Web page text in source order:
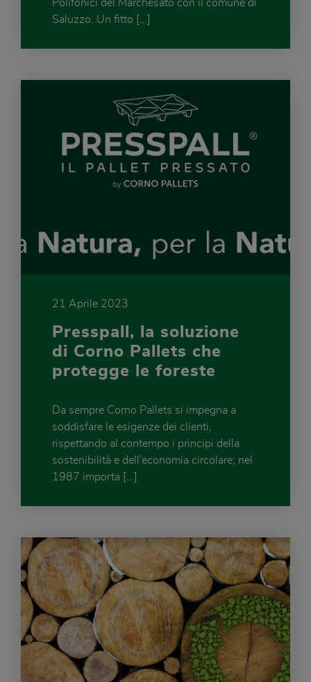
Polifonici del Marchesato con il comune di
Saluzzo. Un fitto […]
21 Aprile 2023
Presspall, la soluzione
di Corno Pallets che
protegge le foreste
Da sempre Corno Pallets si impegna a
soddisfare le esigenze dei clienti,
rispettando al contempo i principi della
sostenibilità e dell’economia circolare; nel
1987 importa […]